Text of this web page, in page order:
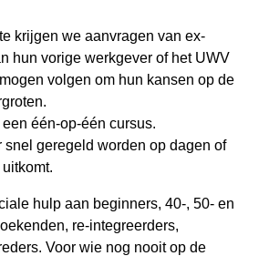
krijgen we aanvragen van ex-
hun vorige werkgever of het UWV
volgen om hun kansen op de
één-op-één cursus.
snel geregeld worden op dagen of
hulp aan beginners, 40-, 50- en
re-integreerders,
Voor wie nog nooit op de